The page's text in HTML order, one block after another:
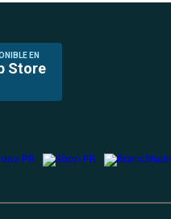
EN
Store